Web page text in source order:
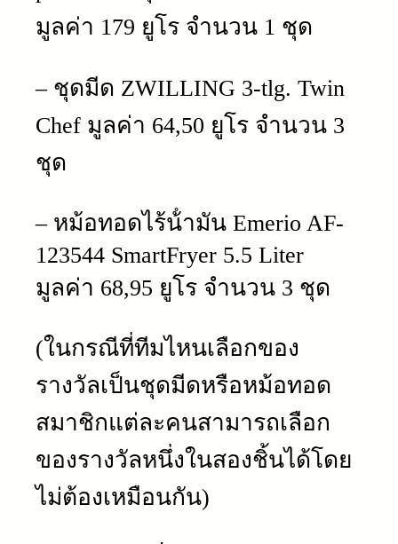
มูลค่า 179 ยูโร จำนวน 1 ชุด
– ชุดมีด ZWILLING 3-tlg. Twin
Chef มูลค่า 64,50 ยูโร จำนวน 3
ชุด
– หม้อทอดไร้น้ํามัน Emerio AF-
123544 SmartFryer 5.5 Liter
มูลค่า 68,95 ยูโร จำนวน 3 ชุด
(ในกรณีที่ทีมไหนเลือกของ
รางวัลเป็นชุดมีดหรือหม้อทอด
สมาชิกแต่ละคนสามารถเลือก
ของรางวัลหนึ่งในสองชิ้นได้โดย
ไม่ต้องเหมือนกัน)